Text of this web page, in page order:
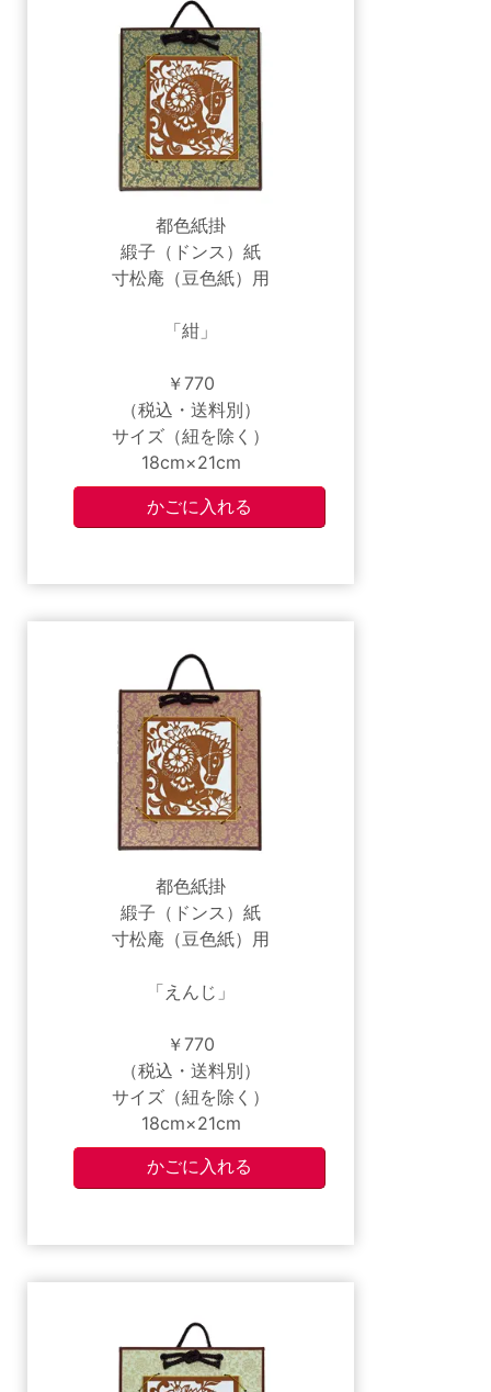
都色紙掛
緞子（ドンス）紙
寸松庵（豆色紙）用
「紺」
￥770
（税込・送料別）
サイズ（紐を除く）
18cm×21cm
都色紙掛
緞子（ドンス）紙
寸松庵（豆色紙）用
「えんじ」
￥770
（税込・送料別）
サイズ（紐を除く）
18cm×21cm